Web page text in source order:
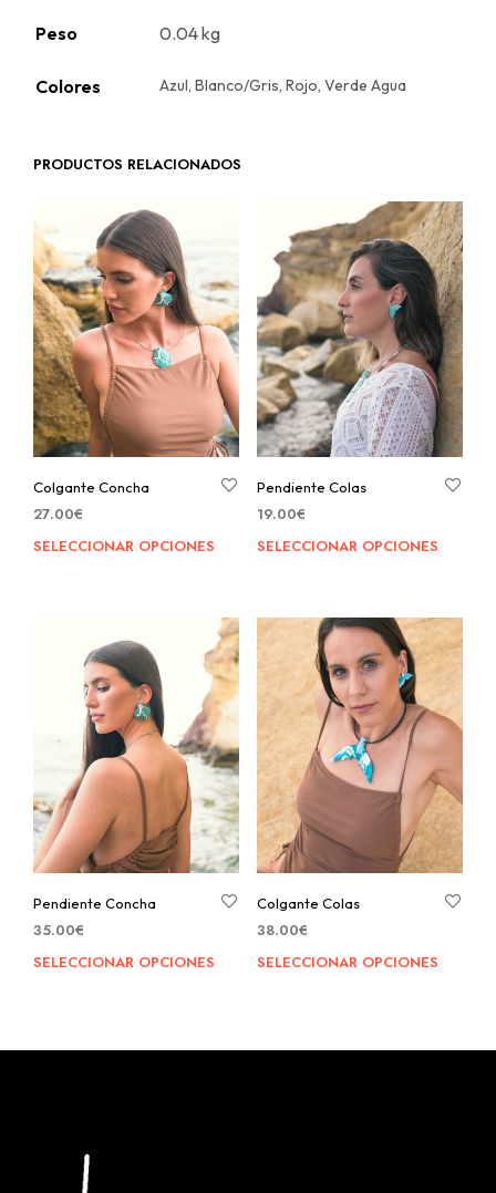
Peso 0.04 kg
Colores Azul, Blanco/Gris, Rojo, Verde Agua
PRODUCTOS RELACIONADOS
Colgante Concha
27.00€
SELECCIONAR OPCIONES
Pendiente Colas
19.00€
SELECCIONAR OPCIONES
Pendiente Concha
35.00€
SELECCIONAR OPCIONES
Colgante Colas
38.00€
SELECCIONAR OPCIONES